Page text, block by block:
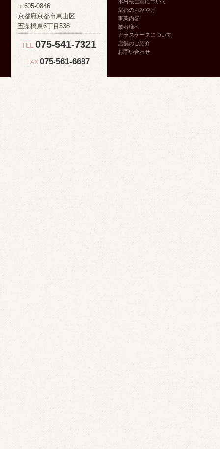
〒605-0846
京都府京都市東山区
五条橋東6丁目538
TEL075-541-7321
FAX075-561-6687
木村桜士堂について
京都のおみやげ
事業内容
業者様へ
ガラスケースについて
店舗のご紹介
お問い合わせ